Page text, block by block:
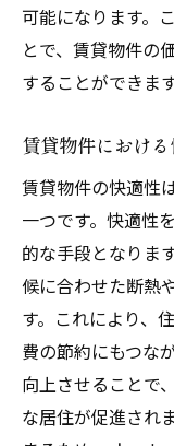
可能になります。
とで、賃貸物件の
することができます
賃貸物件におけ
賃貸物件の快適性
一つです。快適性
的な手段となりま
候に合わせた断熱
す。これにより、
費の節約にもつな
向上させることで
な居住が促進され